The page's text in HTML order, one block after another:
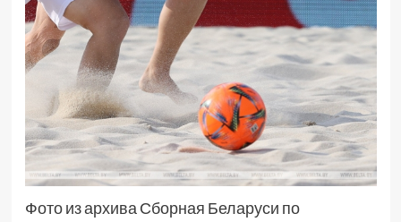
Фото из архива Сборная Беларуси по